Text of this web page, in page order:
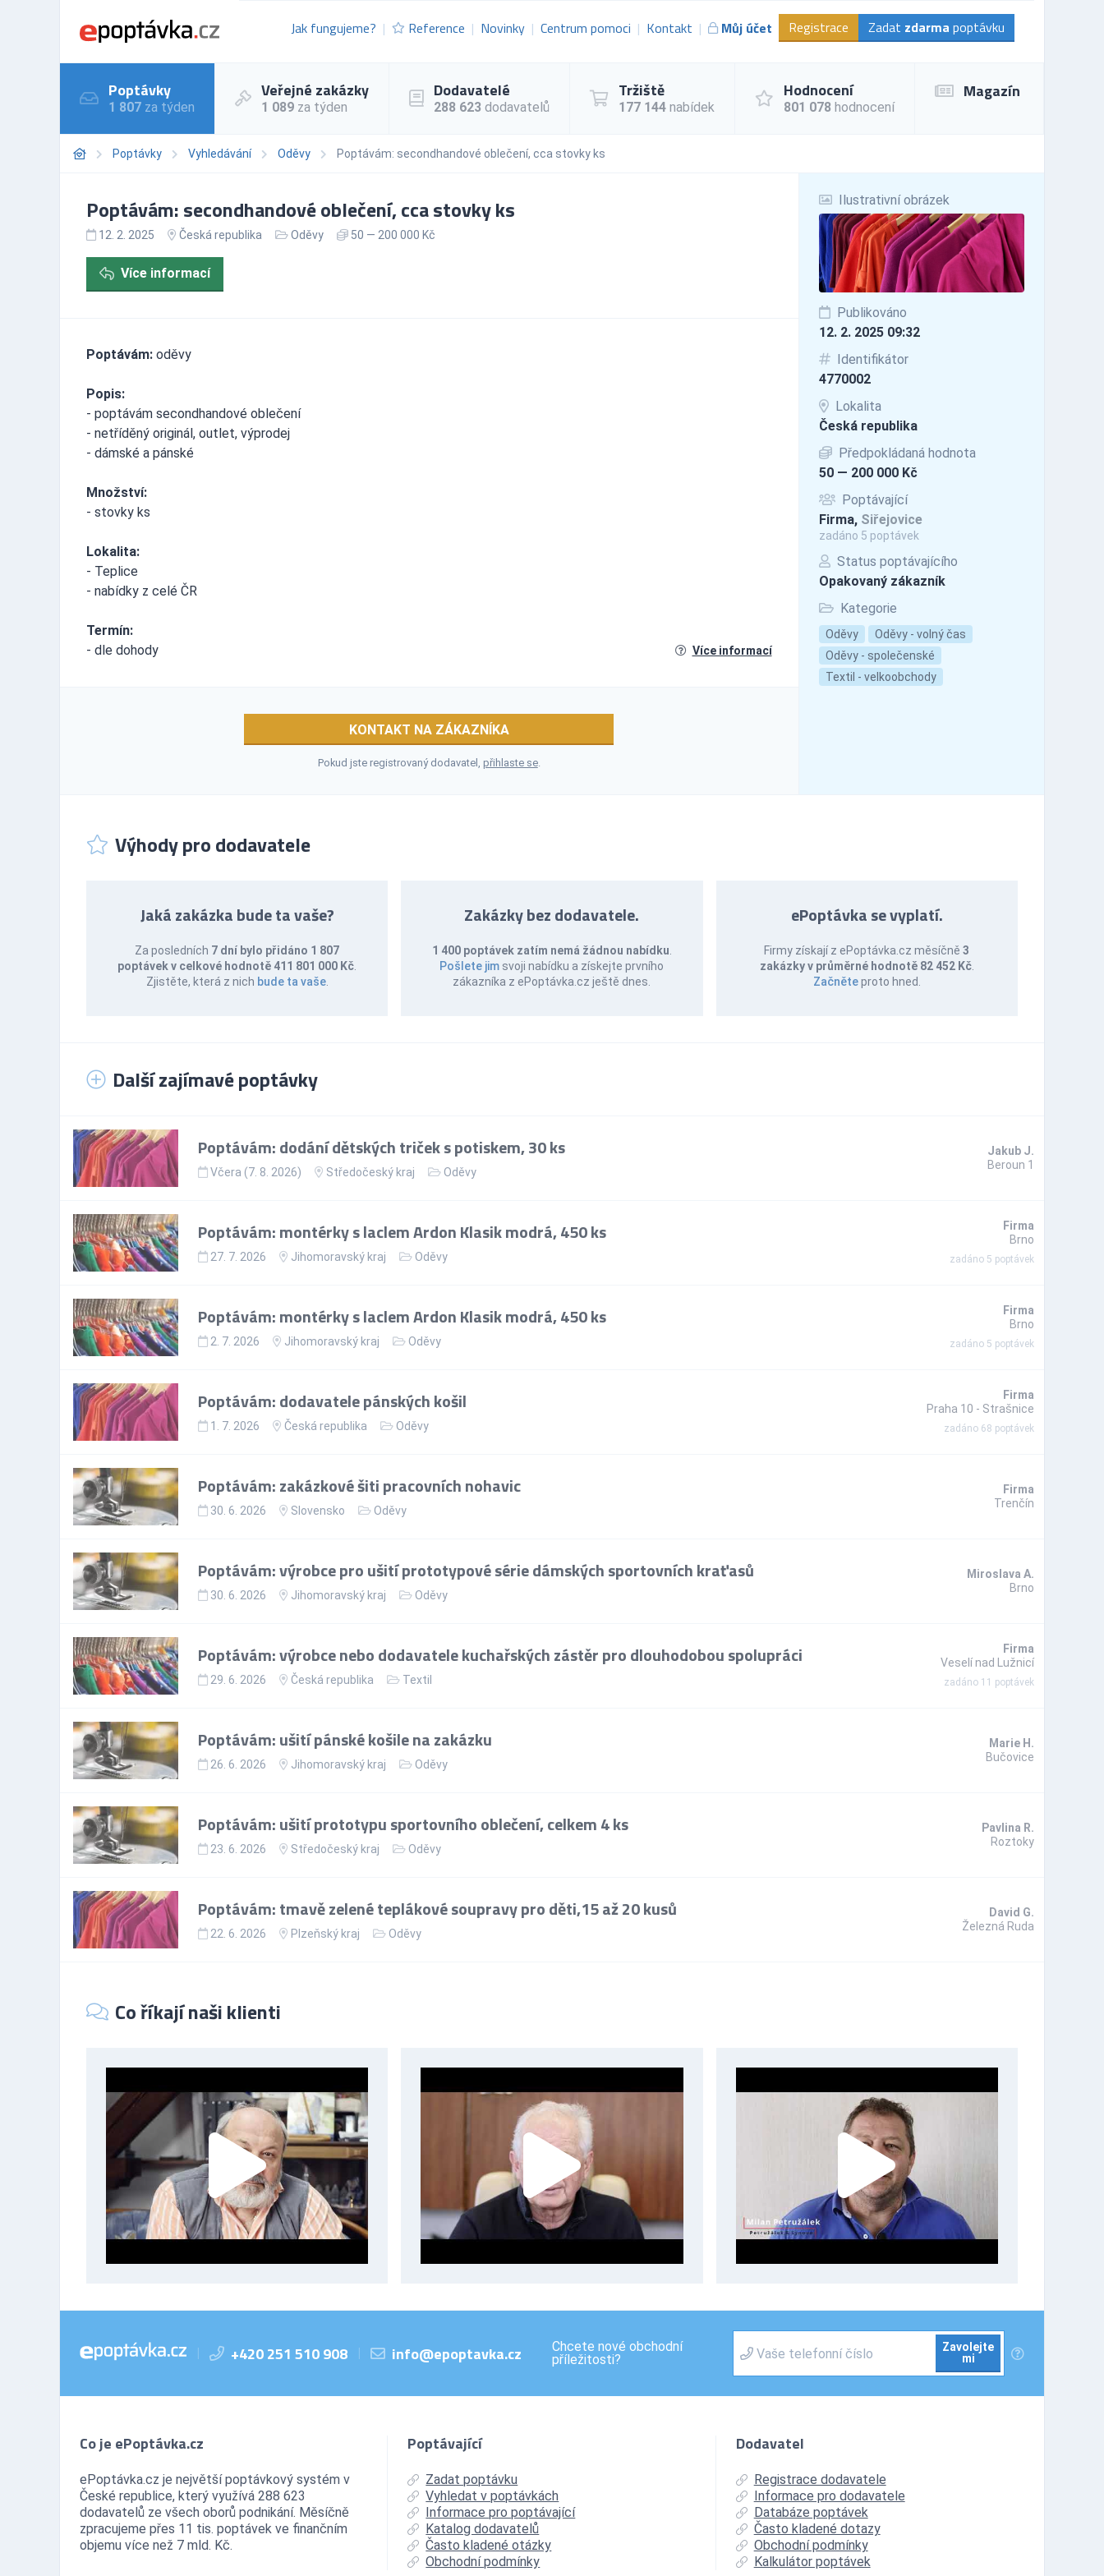
Jak fungujeme? Reference Novinky Centrum pomoci Kontakt Můj účet Registrace Zadat zdarma poptávku
Poptávky
1 807 za týden
Veřejné zakázky
1 089 za týden
Dodavatelé
288 623 dodavatelů
Tržiště
177 144 nabídek
Hodnocení
801 078 hodnocení
Magazín
Poptávky Vyhledávání Oděvy Poptávám: secondhandové oblečení, cca stovky ks
Ilustrativní obrázek
Publikováno
12. 2. 2025 09:32
Identifikátor
4770002
Lokalita
Česká republika
Předpokládaná hodnota
50 — 200 000 Kč
Poptávající
Firma, Siřejovice
zadáno 5 poptávek
Status poptávajícího
Opakovaný zákazník
Kategorie
Oděvy
Oděvy - volný čas
Oděvy - společenské
Textil - velkoobchody
Poptávám: secondhandové oblečení, cca stovky ks
12. 2. 2025 Česká republika Oděvy 50 — 200 000 Kč
Více informací
Poptávám: oděvy
Popis:
- poptávám secondhandové oblečení
- netříděný originál, outlet, výprodej
- dámské a pánské
Množství:
- stovky ks
Lokalita:
- Teplice
- nabídky z celé ČR
Termín:
- dle dohody
Více informací
KONTAKT NA ZÁKAZNÍKA
Pokud jste registrovaný dodavatel, přihlaste se.
Výhody pro dodavatele
Jaká zakázka bude ta vaše?
Za posledních 7 dní bylo přidáno 1 807
poptávek v celkové hodnotě 411 801 000 Kč
Zjistěte, která z nich bude ta vaše.
Zakázky bez dodavatele.
1 400 poptávek zatím nemá žádnou nabídku
Pošlete jim svoji nabídku a získejte prvního
zákazníka z ePoptávka.cz ještě dnes.
ePoptávka se vyplatí.
Firmy získají z ePoptávka.cz měsíčně3
zakázky v průměrné hodnotě 82 452 Kč.
Začněteproto hned.
Další zajímavé poptávky
Poptávám: dodání dětských triček s potiskem, 30 ks
Včera (7. 8. 2026) Středočeský kraj Oděvy
Jakub J.
Beroun 1
Poptávám: montérky s laclem Ardon Klasik modrá, 450 ks
27. 7. 2026 Jihomoravský kraj Oděvy
Firma
Brno
zadáno 5 poptávek
Poptávám: montérky s laclem Ardon Klasik modrá, 450 ks
2. 7. 2026 Jihomoravský kraj Oděvy
Firma
Brno
zadáno 5 poptávek
Poptávám: dodavatele pánských košil
1. 7. 2026 Česká republika Oděvy
Firma
Praha 10 - Strašnice
zadáno 68 poptávek
Poptávám: zakázkové šiti pracovních nohavic
30. 6. 2026 Slovensko Oděvy
Firma
Trenčín
Poptávám: výrobce pro ušití prototypové série dámských sportovních kraťasů
30. 6. 2026 Jihomoravský kraj Oděvy
Miroslava A.
Brno
Poptávám: výrobce nebo dodavatele kuchařských zástěr pro dlouhodobou spolupráci
29. 6. 2026 Česká republika Textil
Firma
Veselí nad Lužnicí
zadáno 11 poptávek
Poptávám: ušití pánské košile na zakázku
26. 6. 2026 Jihomoravský kraj Oděvy
Marie H.
Bučovice
Poptávám: ušití prototypu sportovního oblečení, celkem 4 ks
23. 6. 2026 Středočeský kraj Oděvy
Pavlina R.
Roztoky
Poptávám: tmavě zelené teplákové soupravy pro děti,15 až 20 kusů
22. 6. 2026 Plzeňský kraj Oděvy
David G.
Železná Ruda
Co říkají naši klienti
| +420 251 510 908 | info@epoptavka.cz
Chcete nové obchodní
příležitosti?
Zavolejte
mi
Co je ePoptávka.cz
ePoptávka.cz je největší poptávkový systém v
České republice, který využívá 288 623
dodavatelů ze všech oborů podnikání. Měsíčně
zpracujeme přes 11 tis. poptávek ve finančním
objemu více než 7 mld. Kč.
Poptávající
Zadat poptávku
Vyhledat v poptávkách
Informace pro poptávající
Katalog dodavatelů
Často kladené otázky
Obchodní podmínky
Dodavatel
Registrace dodavatele
Informace pro dodavatele
Databáze poptávek
Často kladené dotazy
Obchodní podmínky
Kalkulátor poptávek